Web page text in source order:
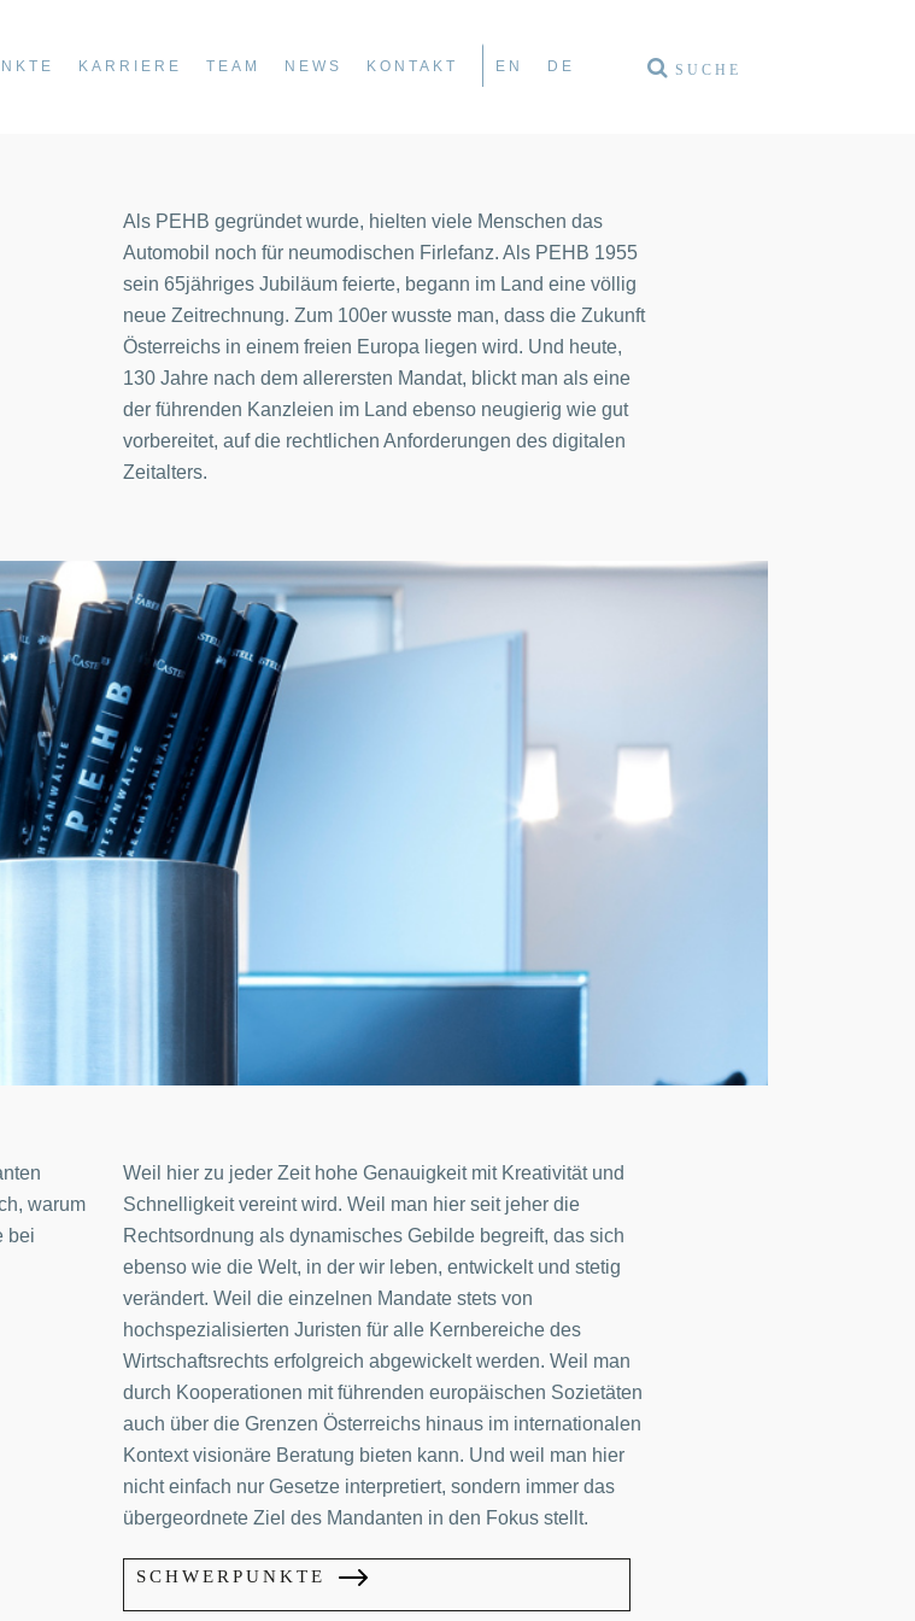
KARRIERE TEAM NEWS KONTAKT EN DE
Als PEHB gegründet wurde, hielten viele Menschen das
Automobil noch für neumodischen Firlefanz. Als PEHB 1955
sein 65jähriges Jubiläum feierte, begann im Land eine völlig
neue Zeitrechnung. Zum 100er wusste man, dass die Zukunft
Österreichs in einem freien Europa liegen wird. Und heute,
130 Jahre nach dem allerersten Mandat, blickt man als eine
der führenden Kanzleien im Land ebenso neugierig wie gut
vorbereitet, auf die rechtlichen Anforderungen des digitalen
Zeitalters.
warum
bei
Weil hier zu jeder Zeit hohe Genauigkeit mit Kreativität und
Schnelligkeit vereint wird. Weil man hier seit jeher die
Rechtsordnung als dynamisches Gebilde begreift, das sich
ebenso wie die Welt, in der wir leben, entwickelt und stetig
verändert. Weil die einzelnen Mandate stets von
hochspezialisierten Juristen für alle Kernbereiche des
Wirtschaftsrechts erfolgreich abgewickelt werden. Weil man
durch Kooperationen mit führenden europäischen Sozietäten
auch über die Grenzen Österreichs hinaus im internationalen
Kontext visionäre Beratung bieten kann. Und weil man hier
nicht einfach nur Gesetze interpretiert, sondern immer das
übergeordnete Ziel des Mandanten in den Fokus stellt.
SCHWERPUNKTE